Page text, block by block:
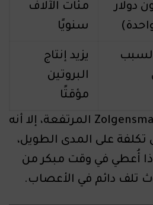
دولار
مئات الآلاف
سنويًا
يزيد إنتاج
البروتين
مؤقتًا
على الرغم من تكلفة Zolgensma المرتفعة، إلا أنه
تكلفة على المدى الطويل،
أُعطي في وقت مبكر من
تلف دائم في الأعصاب.